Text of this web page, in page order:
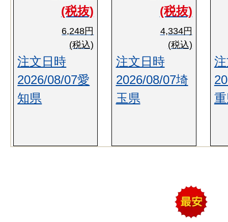
(税抜)
6,248円
(税込)
注文日時
2026/08/07愛
知県
(税抜)
4,334円
(税込)
注文日時
2026/08/07埼
玉県